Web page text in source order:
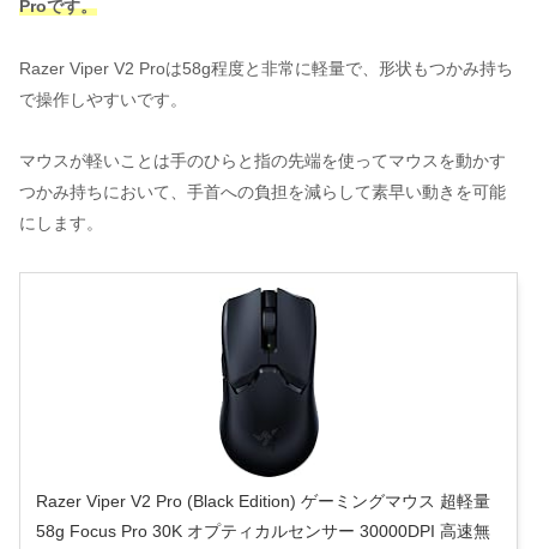
Proです。
Razer Viper V2 Proは58g程度と非常に軽量で、形状もつかみ持ち
で操作しやすいです。
マウスが軽いことは手のひらと指の先端を使ってマウスを動かす
つかみ持ちにおいて、手首への負担を減らして素早い動きを可能
にします。
Razer Viper V2 Pro (Black Edition) ゲーミングマウス 超軽量
58g Focus Pro 30K オプティカルセンサー 30000DPI 高速無